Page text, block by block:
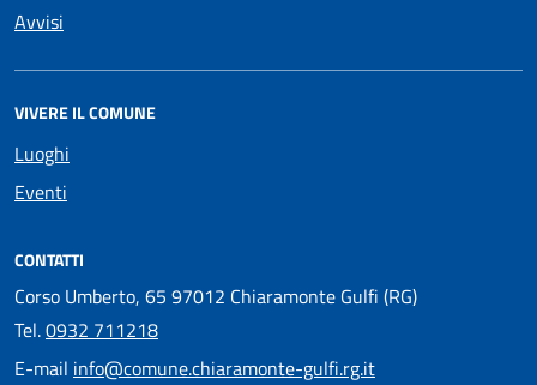
Avvisi
VIVERE IL COMUNE
Luoghi
Eventi
CONTATTI
Corso Umberto, 65 97012 Chiaramonte Gulfi (RG)
Tel.0932 711218
E-mail info@comune.chiaramonte-gulfi.rg.it